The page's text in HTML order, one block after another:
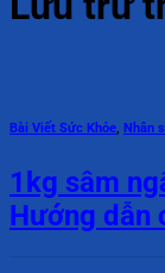
Bài Viết Sức Khỏe, Nhân
1kg sâm
Hướng dẫn